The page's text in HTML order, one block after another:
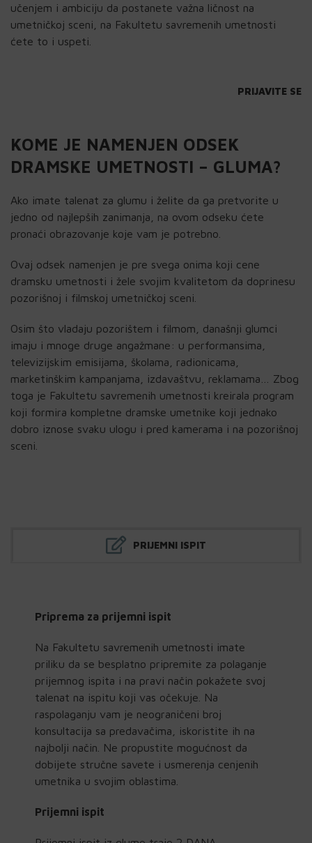
učenjem i ambiciju da postanete važna ličnost na
umetničkoj sceni, na Fakultetu savremenih umetnosti
ćete to i uspeti.
PRIJAVITE SE
KOME JE NAMENJEN ODSEK
DRAMSKE UMETNOSTI – GLUMA?
Ako imate talenat za glumu i želite da ga pretvorite u
jedno od najlepših zanimanja, na ovom odseku ćete
pronaći obrazovanje koje vam je potrebno.
Ovaj odsek namenjen je pre svega onima koji cene
dramsku umetnosti i žele svojim kvalitetom da doprinesu
pozorišnoj i filmskoj umetničkoj sceni.
Osim što vladaju pozorištem i filmom, današnji glumci
imaju i mnoge druge angažmane: u performansima,
televizijskim emisijama, školama, radionicama,
marketinškim kampanjama, izdavaštvu, reklamama… Zbog
toga je Fakultetu savremenih umetnosti kreirala program
koji formira kompletne dramske umetnike koji jednako
dobro iznose svaku ulogu i pred kamerama i na pozorišnoj
sceni.
PRIJEMNI ISPIT
Priprema za prijemni ispit
Na Fakultetu savremenih umetnosti imate
priliku da se besplatno pripremite za polaganje
prijemnog ispita i na pravi način pokažete svoj
talenat na ispitu koji vas očekuje. Na
raspolaganju vam je neograničeni broj
konsultacija sa predavačima, iskoristite ih na
najbolji način. Ne propustite mogućnost da
dobijete stručne savete i usmerenja cenjenih
umetnika u svojim oblastima.
Prijemni ispit